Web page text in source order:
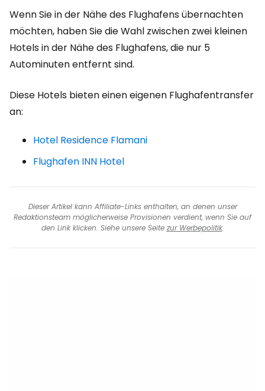
Wenn Sie in der Nähe des Flughafens übernachten
möchten, haben Sie die Wahl zwischen zwei kleinen
Hotels in der Nähe des Flughafens, die nur 5
Autominuten entfernt sind.
Diese Hotels bieten einen eigenen Flughafentransfer
an:
Hotel Residence Flamani
Flughafen INN Hotel
Dieser Artikel kann Affiliate-Links enthalten, an denen unser
Redaktionsteam möglicherweise Provisionen verdient, wenn Sie auf
den Link klicken. Siehe unsere Seite zur Werbepolitik.